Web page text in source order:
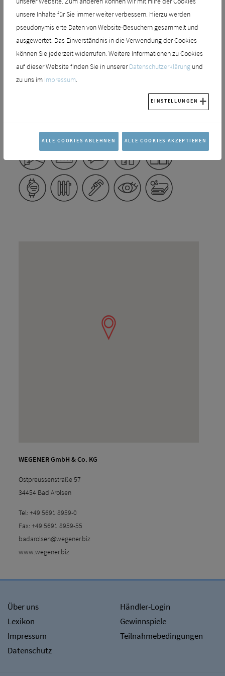
Fachberater jederzeit gerne zur Seite. Wir
visualisieren Ihr Bad auf Wunsch auch vorab und
besprechen alle wichtigen Planungsfragen Schritt für
Schritt im Detail. Sie profitieren von unserer
Erfahrung und unserem direkten Draht zu den
fähigsten Fachhandwerkern in der Region – damit Ihr
Wir freuen uns auf Ihren Besuch bei uns!
WEGENER GmbH & Co. KG
Ostpreussenstraße 57
34454 Bad Arolsen
Tel:+49 5691 8959-0
Fax:+49 5691 8959-55
badarolsen@wegener.biz
www.wegener.biz
Über uns
Lexikon
Impressum
Datenschutz
Händler-Login
Gewinnspiele
Teilnahmebedingungen
unsere Inhalte für Sie immer weiter verbessern. Hierzu werden
pseudonymisierte Daten von Website-Besuchern gesammelt und
ausgewertet. Das Einverständnis in die Verwendung der Cookies
können Sie jederzeit widerrufen. Weitere Informationen zu Cookies
auf dieser Website finden Sie in unsererDatenschutzerklärungund
zu uns im Impressum.
EINSTELLUNGEN
ALLE COOKIES ABLEHNEN ALLE COOKIES AKZEPTIEREN